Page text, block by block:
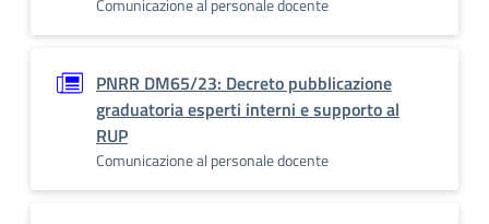
Comunicazione al personale docente
PNRR DM65/23: Decreto pubblicazione
graduatoria esperti interni e supporto al
RUP
Comunicazione al personale docente